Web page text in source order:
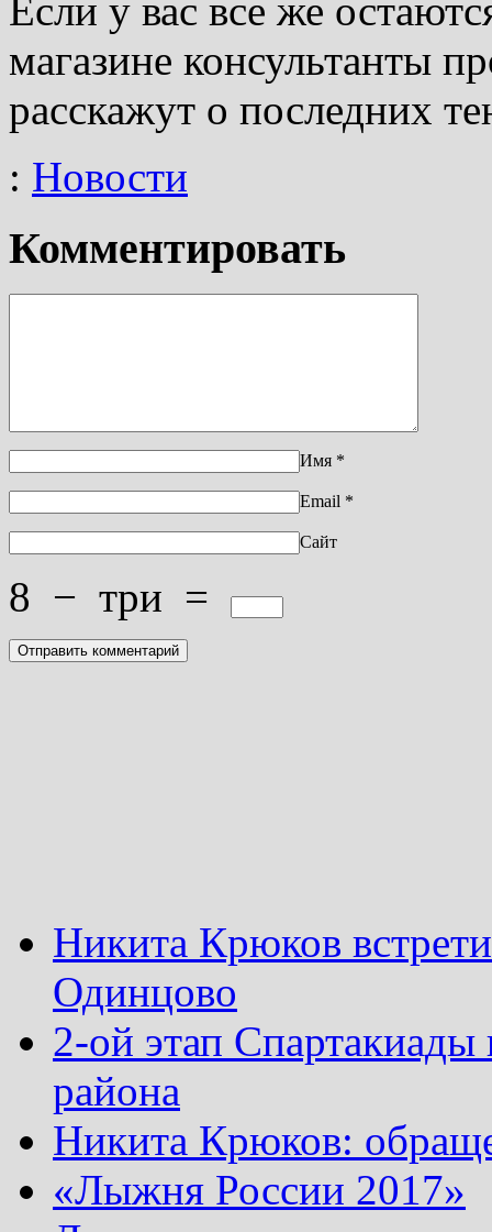
Если у вас все же
магазине консультанты
расскажут о последних
: Новости
Комментировать
Имя *
Email *
Сайт
8 − три =
Никита Крюков
Одинцово
2-ой этап
района
Никита Крюков:
«Лыжня России 2017»